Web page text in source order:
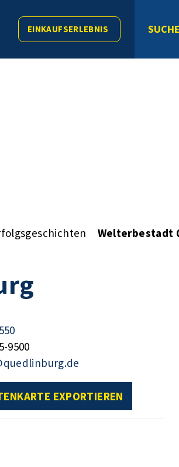
EINKAUFSERLEBNIS SUCHE
Welterbestadt
9500
EXPORTIEREN